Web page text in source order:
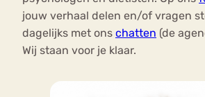
jouw verhaal delen en/of vragen
dagelijks met ons chatten (de
Wij staan voor je klaar.